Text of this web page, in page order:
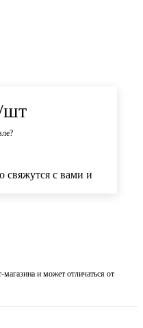
свяжутся с вами и
магазина и может отличаться от